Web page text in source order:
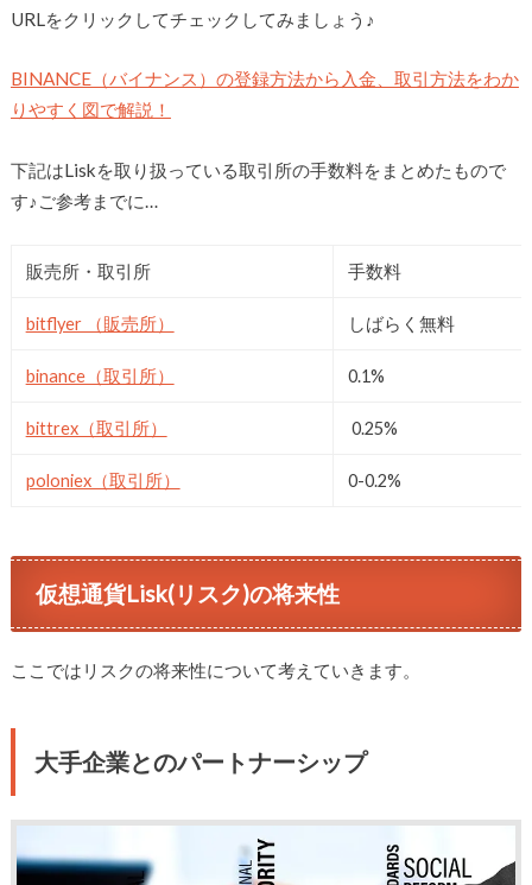
URLをクリックしてチェックしてみましょう♪
BINANCE（バイナンス）の登録方法から入金、取引方法をわか
りやすく図で解説！
下記はLiskを取り扱っている取引所の手数料をまとめたもので
す♪ご参考までに…
販売所・取引所 手数料
bitflyer （販売所） しばらく無料
binance（取引所） 0.1%
bittrex（取引所） 0.25%
poloniex（取引所） 0-0.2%
仮想通貨Lisk(リスク)の将来性
ここではリスクの将来性について考えていきます。
大手企業とのパートナーシップ